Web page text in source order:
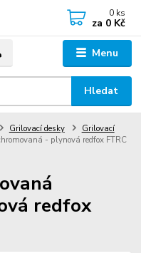
Menu
Hledat
0 ks
za 0 Kč
Grilovací desky
Grilovací
- plynová redfox FTRC
redfox